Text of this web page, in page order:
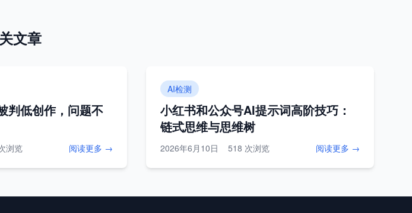
文章
判低创作，问题不
浏览 阅读更多 →
AI检测
小红书和公众号AI提示词高阶技巧：
链式思维与思维树
2026年6月10日 518 次浏览 阅读更多 →